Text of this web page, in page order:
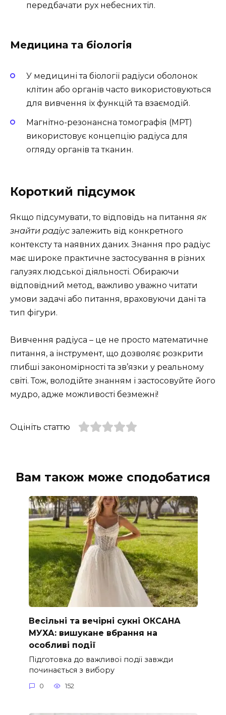
передбачати рух небесних тіл.
Медицина та біологія
У медицині та біології радіуси оболонок
клітин або органів часто використовуються
для вивчення їх функцій та взаємодій.
Магнітно-резонансна томографія (МРТ)
використовує концепцію радіуса для
огляду органів та тканин.
Короткий підсумок
Якщо підсумувати, то відповідь на питання як
знайти радіус залежить від конкретного
контексту та наявних даних. Знання про радіус
має широке практичне застосування в різних
галузях людської діяльності. Обираючи
відповідний метод, важливо уважно читати
умови задачі або питання, враховуючи дані та
тип фігури.
Вивчення радіуса – це не просто математичне
питання, а інструмент, що дозволяє розкрити
глибші закономірності та зв’язки у реальному
світі. Тож, володійте знанням і застосовуйте його
мудро, адже можливості безмежні!
Оцініть статтю
Вам також може сподобатися
Весільні та вечірні сукні ОКСАНА
МУХА: вишукане вбрання на
особливі події
Підготовка до важливої події завжди
починається з вибору
0 152